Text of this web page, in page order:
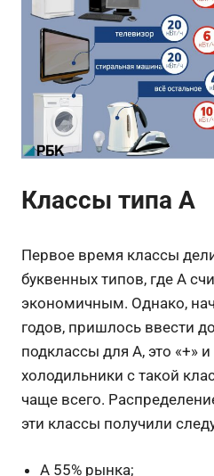
Классы типа А
Первое время классы
буквенных типов, где А
экономичным. Однако,
годов, пришлось ввести
подклассы для А, это «+» и
холодильники с такой
чаще всего.
эти классы получили
А 55% рынка;